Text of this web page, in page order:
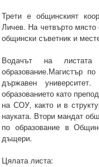
Трети е общинският
Личев. На четвърто място
общински съветник и
Водачът на
образование.Магистър
държавен
образованието като
на СОУ, както и в
науката. Втори мандат
по образование в
дъщери.
Цялата листа: